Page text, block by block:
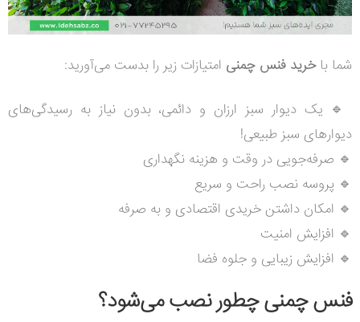
شما باخرید فنس چمنی امتیازات زیر را بدست می‌آورید:
🔹 یک دیوار سبز ارزان و دائمی، بدون نیاز به رسیدگی‌های
دیوارهای سبز طبیعی!
🔹 صرفه‌جویی در وقت و هزینه نگهداری
🔹 پروسه نصب راحت و سریع
🔹 امکان داشتن خریدی اقتصادی و به صرفه
🔹 افزایش امنیت
🔹 افزایش زیبایی و جلوه فضا
فنس چمنی چطور نصب می‌شود؟